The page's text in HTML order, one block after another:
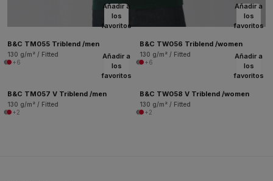
Añadir a
los
favoritos
B&C TM055 Triblend /men
130 g/m² / Fitted
+6
Añadir a
los
favoritos
B&C TW056 Triblend /women
130 g/m² / Fitted
+6
Añadir a
los
favoritos
B&C TM057 V Triblend /men
130 g/m² / Fitted
+2
Añadir a
los
favoritos
B&C TW058 V Triblend /women
130 g/m² / Fitted
+2